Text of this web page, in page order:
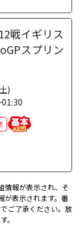
戦イギリス
スプリン
)
情報が表示され、そ
が表示されます。番
ご了承ください。放
。